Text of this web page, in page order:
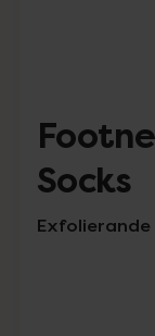
Socks
Exfolierande